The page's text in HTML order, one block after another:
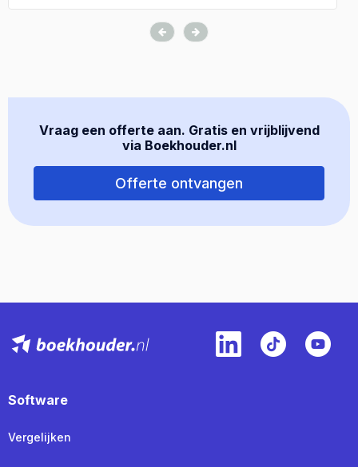
Vraag een offerte aan. Gratis en vrijblijvend
via Boekhouder.nl
Offerte ontvangen
Software
Vergelijken